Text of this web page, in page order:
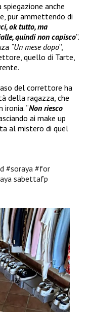
anche
pur ammettendo di
ok tutto, ma
quindi non capisco”.
“Un mese dopo”,
quello di Tarte,
del correttore ha
della ragazza, che
“Non riesco
ai make up
al mistero di quel
#soraya #for
sabettafp